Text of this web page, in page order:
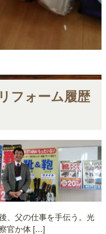
フォーム履歴
、父の仕事を手伝う。光
官か体 […]